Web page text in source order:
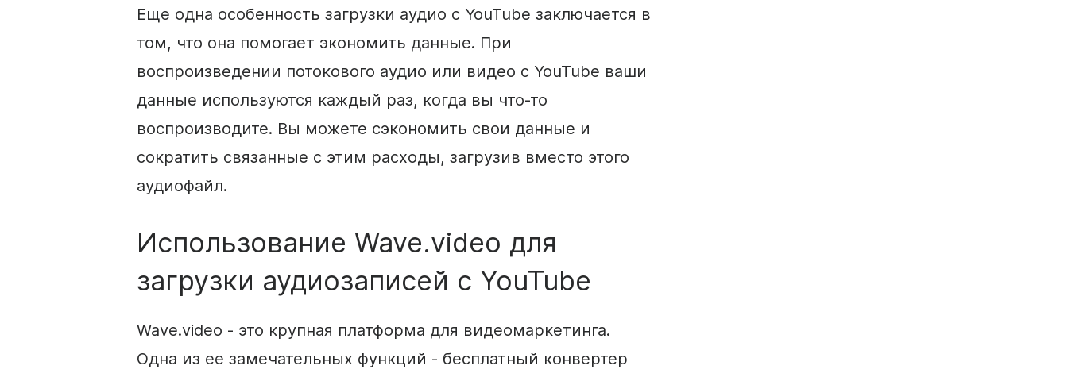
Еще одна особенность загрузки аудио с YouTube заключается в
том, что она помогает экономить данные. При
воспроизведении потокового аудио или видео с YouTube ваши
данные используются каждый раз, когда вы что-то
воспроизводите. Вы можете сэкономить свои данные и
сократить связанные с этим расходы, загрузив вместо этого
аудиофайл.
Использование Wave.video для
загрузки аудиозаписей с YouTube
Wave.video - это крупная платформа для видеомаркетинга.
Одна из ее замечательных функций - бесплатный конвертер